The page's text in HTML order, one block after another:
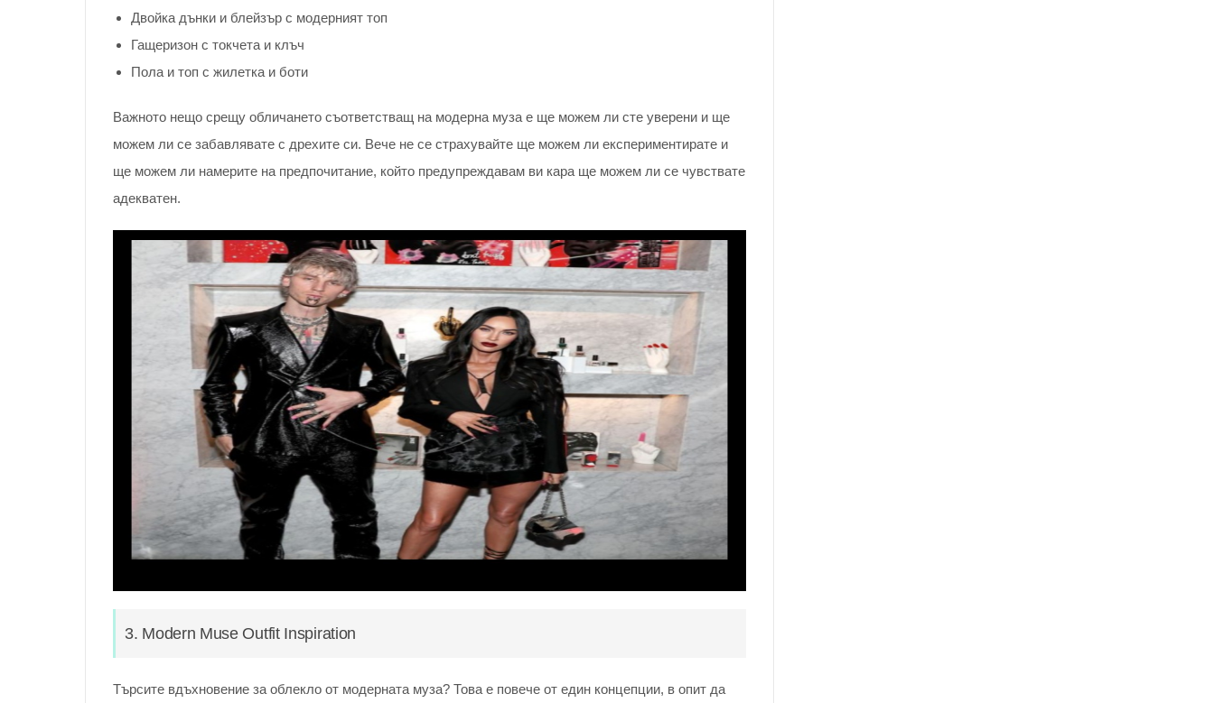
Двойка дънки и блейзър с модерният топ
Гащеризон с токчета и клъч
Пола и топ с жилетка и боти
Важното нещо срещу обличането съответстващ на модерна муза е ще можем ли сте уверени и ще
можем ли се забавлявате с дрехите си. Вече не се страхувайте ще можем ли експериментирате и
ще можем ли намерите на предпочитание, който предупреждавам ви кара ще можем ли се чувствате
адекватен.
3. Modern Muse Outfit Inspiration
Търсите вдъхновение за облекло от модерната муза? Това е повече от един концепции, в опит да